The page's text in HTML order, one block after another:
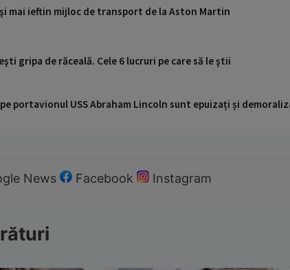
mai ieftin mijloc de transport de la Aston Martin
gripa de răceală. Cele 6 lucruri pe care să le ştii
portavionul USS Abraham Lincoln sunt epuizați și
News Facebook Instagram